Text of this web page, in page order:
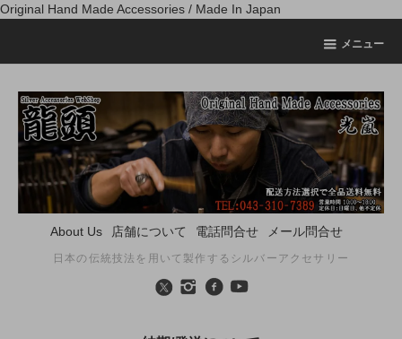
Original Hand Made Accessories / Made In Japan
メニュー
About Us 店舗について 電話問合せ メール問合せ
日本の伝統技法を用いて製作するシルバーアクセサリー